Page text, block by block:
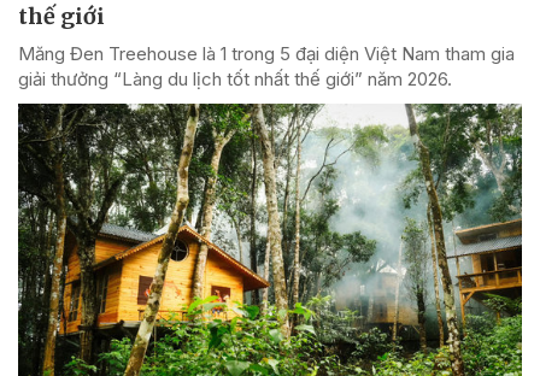
thế giới
Măng Đen Treehouse là 1 trong 5 đại diện Việt Nam tham gia
giải thưởng “Làng du lịch tốt nhất thế giới” năm 2026.